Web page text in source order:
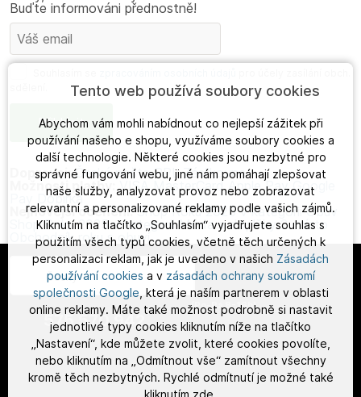
Buďte informováni přednostně!
Dopravci: Česká pošta PPL Zásilkovna
Možnosti platby: VISA MasterCard Apple Pay Google
Dobírka
Nejnovější ocenění: Shop Roku 2025 v kategorii Obuv
Shop Roku 2025 v kategorii Móda a doplňky 2. místo
Obchodník roku s obuví
Česky
575 570 942
(Po-Pá 8-16h)
Tento web používá soubory cookies
Abychom vám mohli nabídnout co nejlepší zážitek při
používání našeho e shopu, využíváme soubory cookies a
další technologie. Některé cookies jsou nezbytné pro
správné fungování webu, jiné nám pomáhají zlepšovat
naše služby, analyzovat provoz nebo zobrazovat
relevantní a personalizované reklamy podle vašich zájmů.
Kliknutím na tlačítko „Souhlasím“ vyjadřujete souhlas s
použitím všech typů cookies, včetně těch určených k
personalizaci reklam, jak je uvedeno v našich Zásadách
používání cookies a v zásadách ochrany soukromí
společnosti Google , která je naším partnerem v oblasti
online reklamy. Máte také možnost podrobně si nastavit
jednotlivé typy cookies kliknutím níže na tlačítko
„Nastavení“, kde můžete zvolit, které cookies povolíte,
nebo kliknutím na „Odmítnout vše“ zamítnout všechny
kromě těch nezbytných. Rychlé odmítnutí je možné také
kliknutím zde